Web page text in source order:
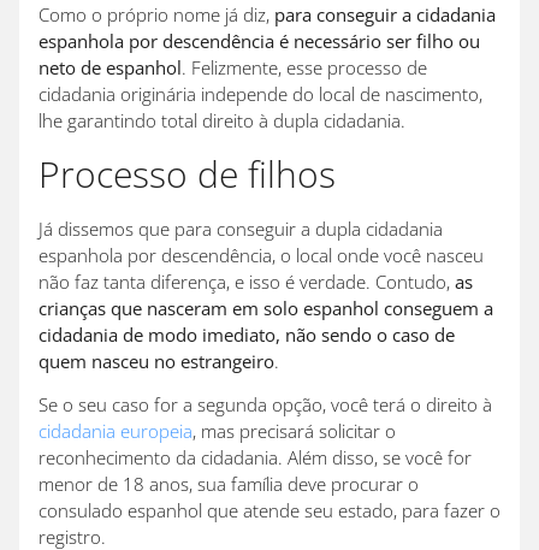
Como o próprio nome já diz, para conseguir a cidadania
espanhola por descendência é necessário ser filho ou
neto de espanhol. Felizmente, esse processo de
cidadania originária independe do local de nascimento,
lhe garantindo total direito à dupla cidadania.
Processo de filhos
Já dissemos que para conseguir a dupla cidadania
espanhola por descendência, o local onde você nasceu
não faz tanta diferença, e isso é verdade. Contudo, as
crianças que nasceram em solo espanhol conseguem a
cidadania de modo imediato, não sendo o caso de
quem nasceu no estrangeiro.
Se o seu caso for a segunda opção, você terá o direito à
cidadania europeia, mas precisará solicitar o
reconhecimento da cidadania. Além disso, se você for
menor de 18 anos, sua família deve procurar o
consulado espanhol que atende seu estado, para fazer o
registro.